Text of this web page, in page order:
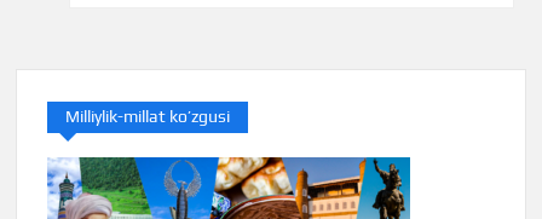
Milliylik-millat ko’zgusi